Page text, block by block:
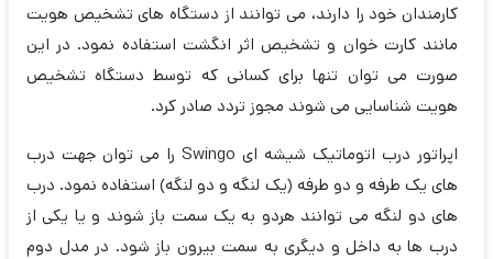
کارمندان خود را دارند، می توانند از دستگاه های تشخیص هویت
مانند کارت خوان و تشخیص اثر انگشت استفاده نمود. در این
صورت می توان تنها برای کسانی که توسط دستگاه تشخیص
هویت شناسایی می شوند مجوز تردد صادر کرد.
اپراتور درب اتوماتیک شیشه ای Swingo را می توان جهت درب
های یک طرفه و دو طرفه (یک لنگه و دو لنگه) استفاده نمود. درب
های دو لنگه می توانند هردو به یک سمت باز شوند و یا یکی از
درب ها به داخل و دیگری به سمت بیرون باز شود. در مدل دوم